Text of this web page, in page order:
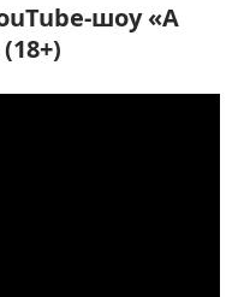
шоу «А